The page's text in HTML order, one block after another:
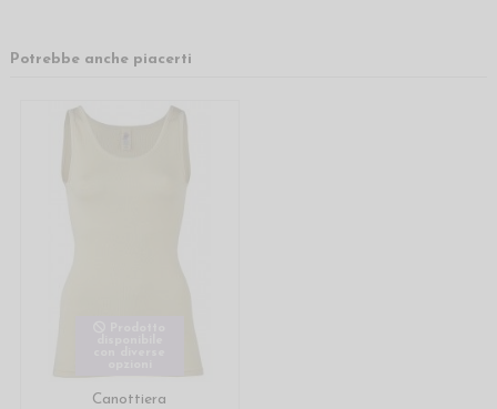
Potrebbe anche piacerti
Canottiera